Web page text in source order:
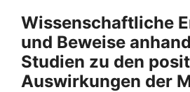
Wissenschaftliche
und Beweise
Studien zu den
Auswirkungen der